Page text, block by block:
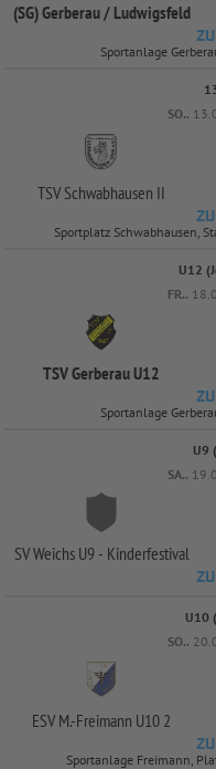
(SG) Gerberau /Ludwigsfeld
Sportanlage
SO..
TSV Schwabhausen II
Sportplatz Schwabhausen,
U12
FR..
TSV Gerberau U12
Sportanlage
U9
SA..
SV Weichs U9 - Kinderfestival
U10
SO..
ESV M.-Freimann U10 2
Sportanlage Freimann,